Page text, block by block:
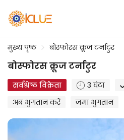
मुख्य पृष्ठ बोस्फोरस क्रूज टर्नाटुर
बोस्फोरस क्रूज टर्नाटुर
सर्वश्रेष्ठ विक्रेता 3 घंटा
अब भुगतान करें
जमा भुगतान